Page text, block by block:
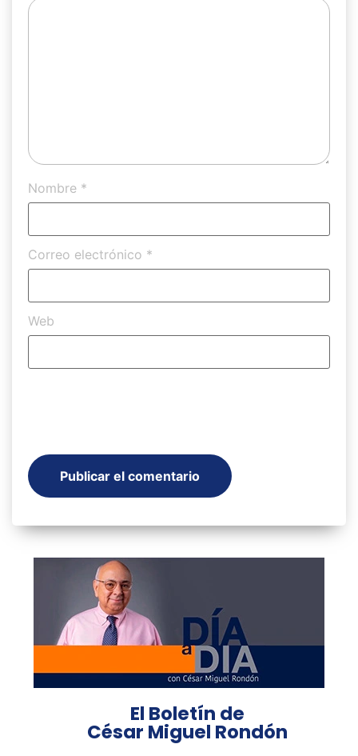
Nombre *
Correo electrónico *
Web
El Boletín de
César Miguel Rondón